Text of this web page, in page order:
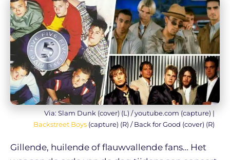
Via: Slam Dunk (cover) (L) / youtube.com (capture) |
Backstreet Boys (capture) (R) / Back for Good (cover) (R)
Gillende, huilende of flauwvallende fans… Het